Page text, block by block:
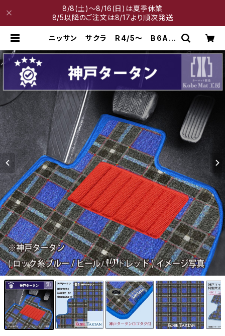
8/8(土)～8/16(日)は夏季休業
8/5以降のご注文は8/17より順次発送
ニッサン サクラ R4/5〜 B6AW
戸タータン 特別受注生産品 | 神戸
1/11